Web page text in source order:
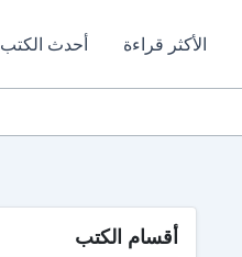
الأكثر قراءة أحدث الكتب
أقسام الكتب